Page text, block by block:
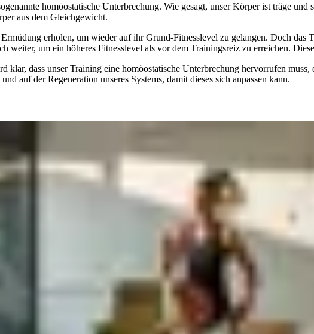
homöostatische Unterbrechung. Wie gesagt, unser Körper ist träge
aus dem Gleichgewicht.
erholen, um wieder auf ihr Grund-Fitnesslevel zu gelangen. Doch
weiter, um ein höheres Fitnesslevel als vor dem Trainingsreiz zu erreichen.
klar, dass unser Training eine homöostatische Unterbrechung hervorrufen
auf der Regeneration unseres Systems, damit dieses sich anpassen kann.